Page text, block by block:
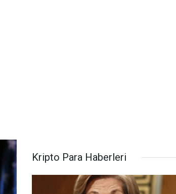
Kripto Para Haberleri